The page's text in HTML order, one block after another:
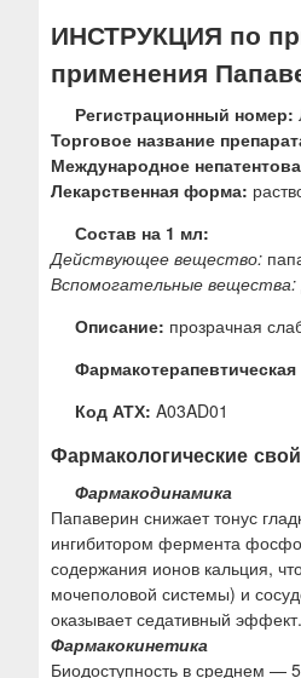
ИНСТРУКЦИЯ по
применения
Регистрационный номер:
Торговое название
Международное
Лекарственная форма:
Состав на 1 мл:
Действующее вещество:
Вспомогательные вещества:
Описание: прозрачная
Фармакотерапевтическая
Код АТХ: A03AD01
Фармакологические
Фармакодинамика
Папаверин снижает тонус
ингибитором фермента
содержания ионов кальция,
мочеполовой системы) и
оказывает седативный
Фармакокинетика
Биодоступность в среднем —